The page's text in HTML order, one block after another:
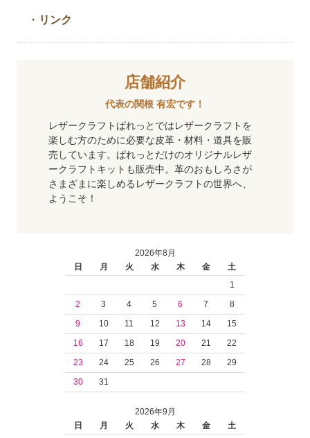
・ リンク
店舗紹介
代表の関根 有宏です！
レザークラフトぱれっとではレザークラフトを
楽しむ方のために必要な皮革・材料・道具を販
売しています。ぱれっとだけのオリジナルレザ
ークラフトキットも販売中。革のおもしろさが
さまざまに楽しめるレザークラフトの世界へ、
ようこそ！
2026年8月
日
月 火 水 木 金
土
1
2
3 4 5 6 7
8
9
10 11 12 13 14
15
16
17 18 19 20 21
22
23
24 25 26 27 28
29
30
31
2026年9月
日
月 火 水 木 金
土